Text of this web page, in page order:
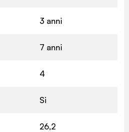
3 anni
7 anni
4
Si
26,2